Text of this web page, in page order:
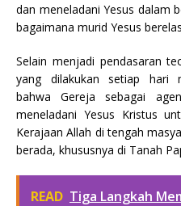
dan meneladani Yesus dalam
bagaimana murid Yesus
Selain menjadi pendasaran
yang dilakukan setiap hari
bahwa Gereja sebagai
meneladani Yesus Kristus
Kerajaan Allah di tengah
berada, khususnya di Tanah
READ Tiga Langkah